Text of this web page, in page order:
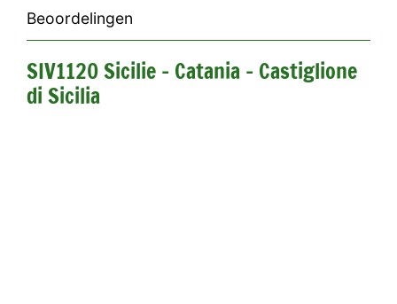
Beoordelingen
SIV1120 Sicilie - Catania - Castiglione
di Sicilia